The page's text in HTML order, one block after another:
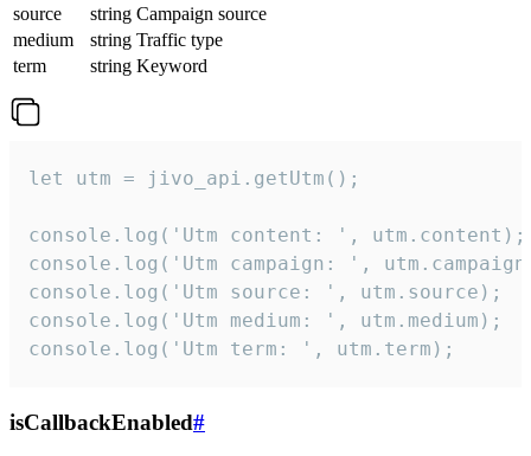
source
string Campaign source
medium
string Traffic type
term
string Keyword
let utm = jivo_api.getUtm();
console.log('Utm content: ', utm.content);
console.log('Utm campaign: ',
console.log('Utm source: ', utm.source);
console.log('Utm medium: ', utm.medium);
console.log('Utm term: ', utm.term);
isCallbackEnabled#